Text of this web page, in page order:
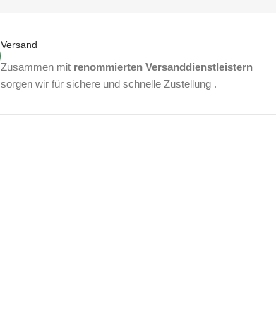
Versand
Zusammen mit renommierten Versanddienstleistern
sorgen wir für sichere und schnelle Zustellung .